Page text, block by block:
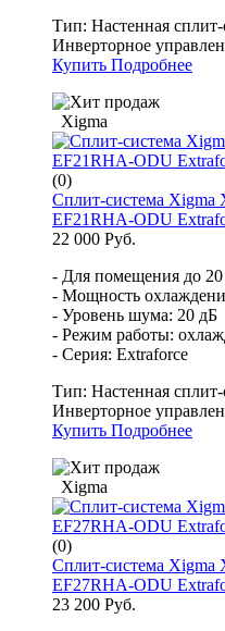
Тип: Настенная сплит-
Инверторное
Купить Подробнее
Xigma
(0)
Сплит-система
EF21RHA-ODU
22 000 Руб.
- Для помещения до
- Мощность
- Уровень шума: 20 дБ
- Режим работы:
- Серия: Extraforce
Тип: Настенная сплит-
Инверторное
Купить Подробнее
Xigma
(0)
Сплит-система
EF27RHA-ODU
23 200 Руб.